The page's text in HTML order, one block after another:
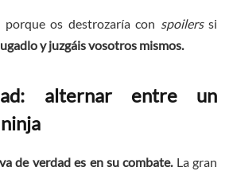
os destrozaría con spoilerssi
y juzgáis vosotros mismos.
alternar entre un
de verdad es en su combate.La gran